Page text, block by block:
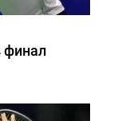
финал